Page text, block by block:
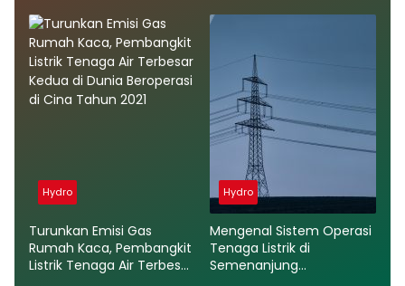
Hydro
Turunkan Emisi Gas
Rumah Kaca, Pembangkit
Listrik Tenaga Air Terbesar
Hydro
Mengenal Sistem Operasi
Tenaga Listrik di
Semenanjung